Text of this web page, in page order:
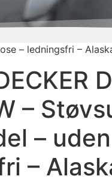
– ledningsfri –
–
–
–